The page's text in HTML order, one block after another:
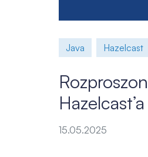
Java Hazelcast
Hazelcast’a
15.05.2025